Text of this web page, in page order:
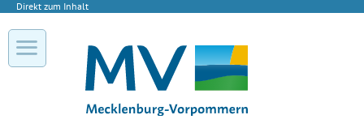
Direkt zum Inhalt